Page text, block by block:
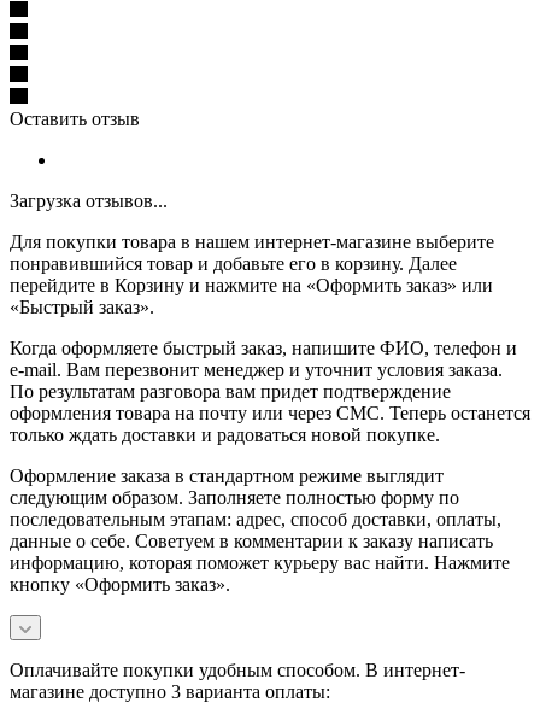
Оставить отзыв
Загрузка отзывов...
Для покупки товара в нашем интернет-магазине выберите
понравившийся товар и добавьте его в корзину. Далее
перейдите в Корзину и нажмите на «Оформить заказ» или
«Быстрый заказ».
Когда оформляете быстрый заказ, напишите ФИО, телефон и
e-mail. Вам перезвонит менеджер и уточнит условия заказа.
По результатам разговора вам придет подтверждение
оформления товара на почту или через СМС. Теперь останется
только ждать доставки и радоваться новой покупке.
Оформление заказа в стандартном режиме выглядит
следующим образом. Заполняете полностью форму по
последовательным этапам: адрес, способ доставки, оплаты,
данные о себе. Советуем в комментарии к заказу написать
информацию, которая поможет курьеру вас найти. Нажмите
кнопку «Оформить заказ».
Оплачивайте покупки удобным способом. В интернет-
магазине доступно 3 варианта оплаты: